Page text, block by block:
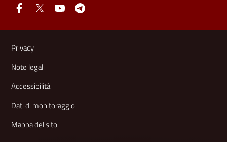
Link e informazioni utili
Privacy
Note legali
Accessibilità
Dati di monitoraggio
Mappa del sito